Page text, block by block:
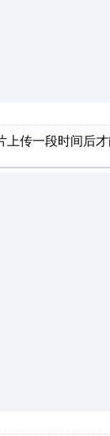
上传一段时间后